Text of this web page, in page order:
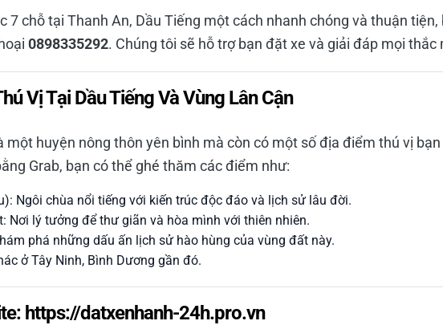
7 chỗ tại Thanh An, Dầu Tiếng một cách nhanh chóng và thuận tiện,
0898335292. Chúng tôi sẽ hỗ trợ bạn đặt xe và giải đáp mọi thắc
Vị Tại Dầu Tiếng Và Vùng Lân Cận
huyện nông thôn yên bình mà còn có một số địa điểm thú vị
Grab, bạn có thể ghé thăm các điểm như:
Ngôi chùa nổi tiếng với kiến trúc độc đáo và lịch sử lâu đời.
Nơi lý tưởng để thư giãn và hòa mình với thiên nhiên.
phá những dấu ấn lịch sử hào hùng của vùng đất này.
ở Tây Ninh, Bình Dương gần đó.
https://datxenhanh-24h.pro.vn